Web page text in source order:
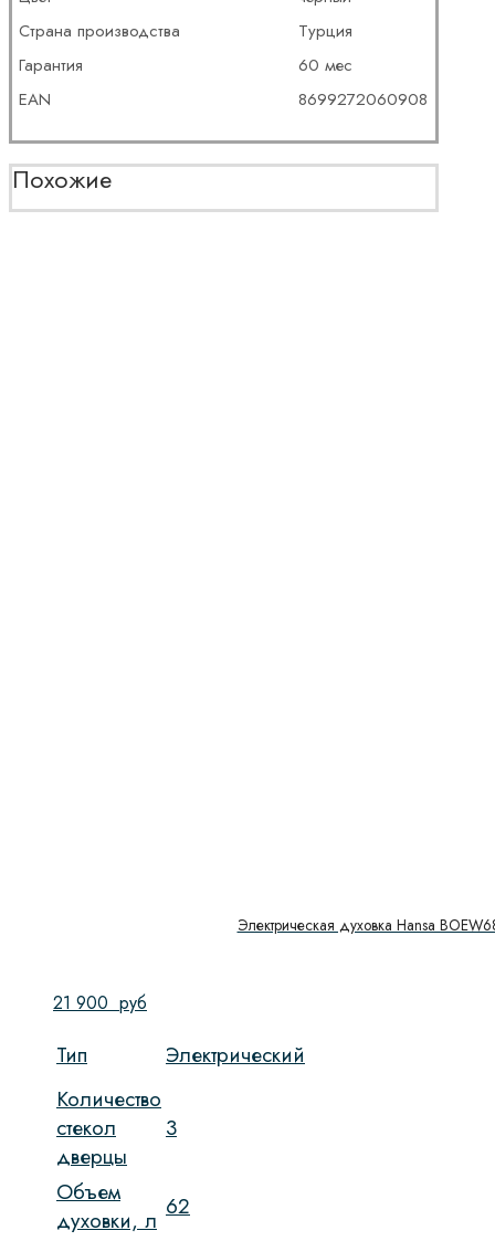
Страна производства
Турция
Гарантия
60 мес
EAN
8699272060908
Похожие
Электрическая духовка Hansa
21 900 руб
Тип
Электрический
Количество
стекол
дверцы
3
Объем
духовки, л 62